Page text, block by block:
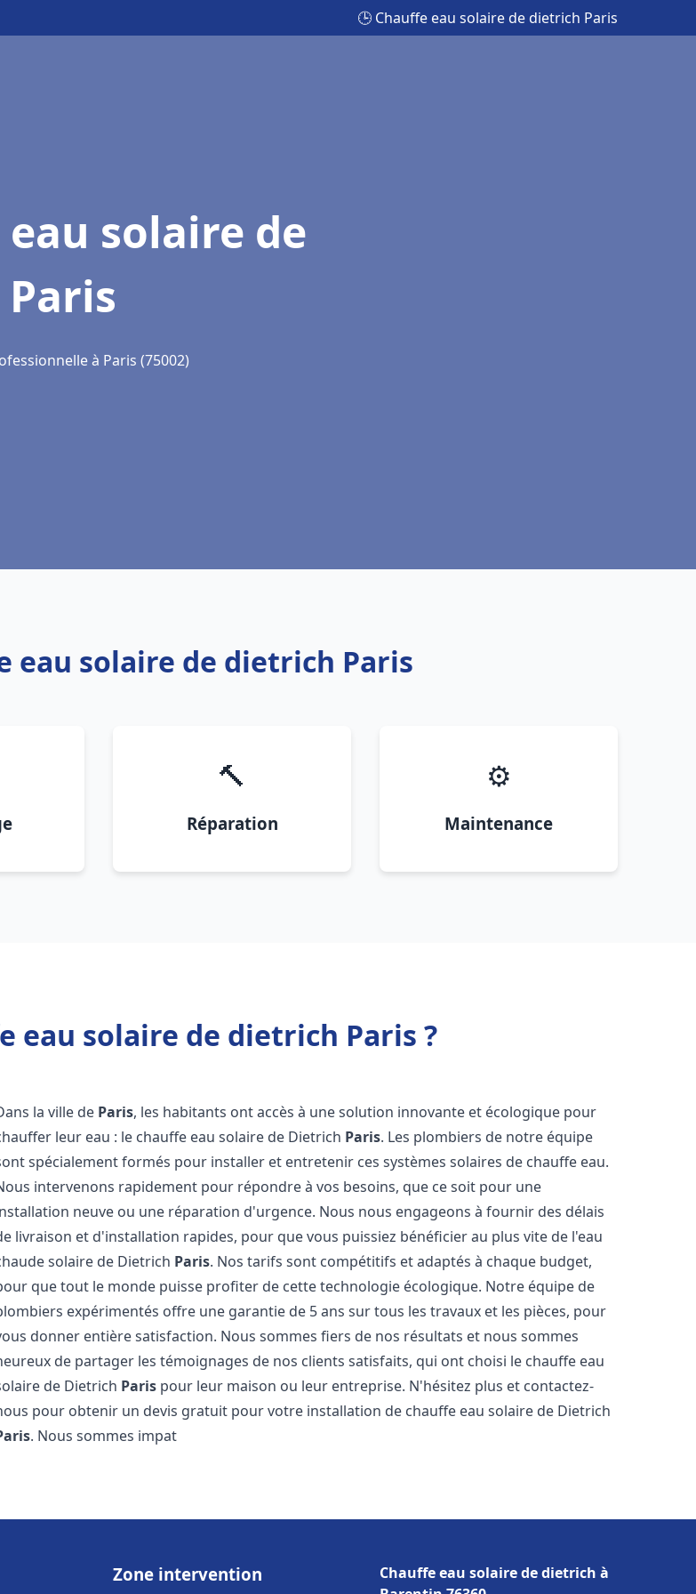
🕒 Chauffe eau solaire de dietrich Paris
solaire de
à Paris (75002)
eau solaire de dietrich Paris
🔨
Réparation
⚙️
Maintenance
eau solaire de dietrich Paris ?
la ville de Paris, les habitants ont accès à une solution innovante et écologique pour
leur eau : le chauffe eau solaire de Dietrich Paris. Les plombiers de notre équipe
spécialement formés pour installer et entretenir ces systèmes solaires de chauffe eau.
intervenons rapidement pour répondre à vos besoins, que ce soit pour une
neuve ou une réparation d'urgence. Nous nous engageons à fournir des délais
livraison et d'installation rapides, pour que vous puissiez bénéficier au plus vite de l'eau
solaire de Dietrich Paris. Nos tarifs sont compétitifs et adaptés à chaque budget,
que tout le monde puisse profiter de cette technologie écologique. Notre équipe de
expérimentés offre une garantie de 5 ans sur tous les travaux et les pièces, pour
donner entière satisfaction. Nous sommes fiers de nos résultats et nous sommes
de partager les témoignages de nos clients satisfaits, qui ont choisi le chauffe eau
de Dietrich Paris pour leur maison ou leur entreprise. N'hésitez plus et contactez-
pour obtenir un devis gratuit pour votre installation de chauffe eau solaire de Dietrich
. Nous sommes impat
Zone intervention
Chauffe eau solaire de dietrich à